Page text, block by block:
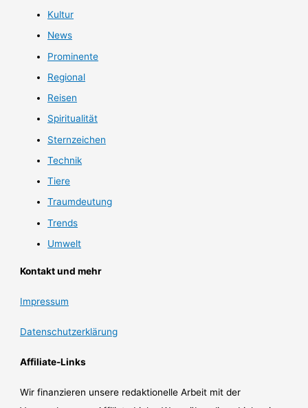
Kultur
News
Prominente
Regional
Reisen
Spiritualität
Sternzeichen
Technik
Tiere
Traumdeutung
Trends
Umwelt
Kontakt und mehr
Impressum
Datenschutzerklärung
Affiliate-Links
Wir finanzieren unsere redaktionelle Arbeit mit der